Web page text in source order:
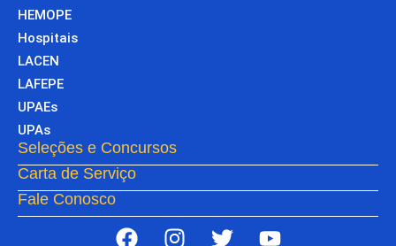
HEMOPE
Hospitais
LACEN
LAFEPE
UPAEs
UPAs
Seleções e Concursos
Carta de Serviço
Fale Conosco